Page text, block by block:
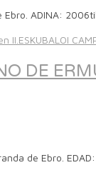
Ebro. ADINA:
II.ESKUBALOI
DE
de Ebro.